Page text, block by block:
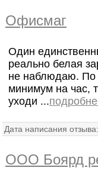
Офисмаг
Один
реально белая
не наблюдаю. По
минимум на час,
уходи ...
Дата написания отзыва:
ООО Боярд